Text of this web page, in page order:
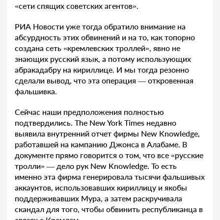
«сети спящих советских агентов».
РИА Новости уже тогда обратило внимание на
абсурдность этих обвинений и на то, как топорно
создана сеть «кремлевских троллей», явно не
знающих русский язык, а потому использующих
абракадабру на кириллице. И мы тогда резонно
сделали вывод, что эта операция — откровенная
фальшивка.
Сейчас наши предположения полностью
подтвердились. The New York Times недавно
выявила внутренний отчет фирмы New Knowledge,
работавшей на кампанию Джонса в Алабаме. В
документе прямо говорится о том, что все «русские
тролли» — дело рук New Knowledge. То есть
именно эта фирма генерировала тысячи фальшивых
аккаунтов, использовавших кириллицу и якобы
поддерживавших Мура, а затем раскручивала
скандал для того, чтобы обвинить республиканца в